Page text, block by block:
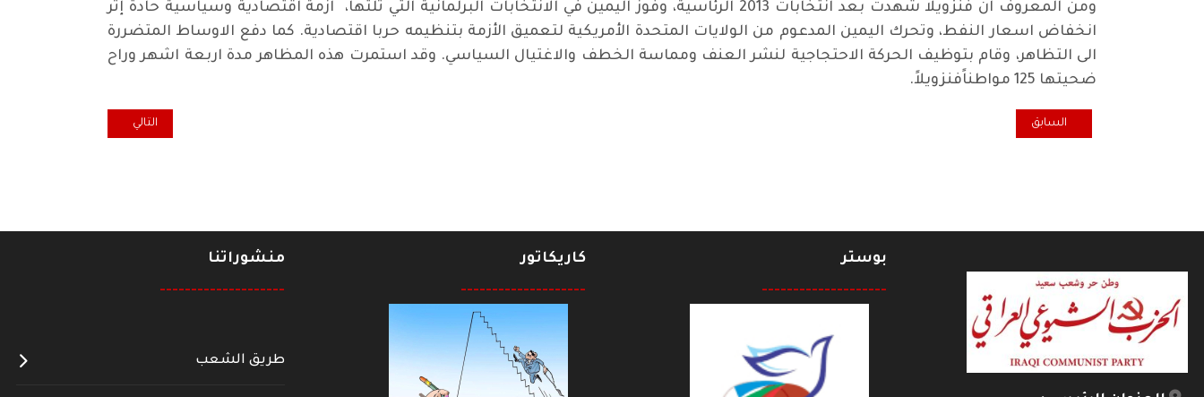
ومن المعروف ان فنزويلا شهدت بعد انتخابات 2013 الرئاسية، وفوز اليمين في الانتخابات البرلمانية التي تلتها، ازمة اقتصادية وسياسية حادة إثر
انخفاض اسعار النفط، وتحرك اليمين المدعوم من الولايات المتحدة الأمريكية لتعميق الأزمة بتنظيمه حربا اقتصادية. كما دفع الاوساط المتضررة
الى التظاهر، وقام بتوظيف الحركة الاحتجاجية لنشر العنف ومماسة الخطف والاغتيال السياسي. وقد استمرت هذه المظاهر مدة اربعة اشهر وراح
ضحيتها 125 مواطناًفنزويلاً.
المقال السابق: برنامج الاصلاح هو الاساس
السابق المقال التالي: المحكمة
التالي
بوستر
--------------------
كاريكاتور
--------------------
منشوراتنا
--------------------
طريق الشعب